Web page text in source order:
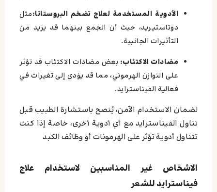
الأدوية المستخدمة لعلاج تضخم البروستاتا:مثل
دوتاستيريد، حيث أن الجمع بينهما قد يزيد من
التأثيرات الجانبية.
مضادات الاكتئاب: بعض مضادات الاكتئاب قد تؤثر
على التوازن الهرموني، مما قد يؤدي إلى تغيرات في
فعالية الفيناسترايد.
لضمان الاستخدام الآمن، يُنصح باستشارة الطبيب قبل
تناول الفيناسترايد مع أي أدوية أخرى، خاصة إذا كنت
تتناول أدوية تؤثر على الهرمونات أو وظائف الكبد
الاشخاص غير المناسبين لاستخدام علاج
فيناسترايد للشعر